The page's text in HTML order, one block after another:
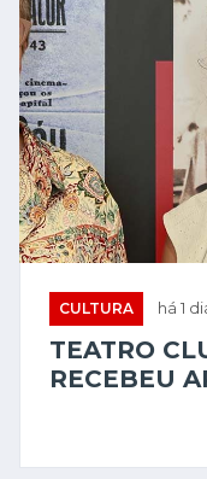
CULTURA há 1
TEATRO
RECEBEU